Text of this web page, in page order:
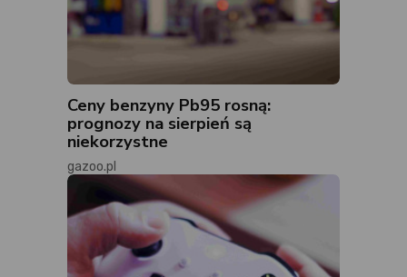
Ceny benzyny Pb95 rosną:
prognozy na sierpień są
niekorzystne
gazoo.pl